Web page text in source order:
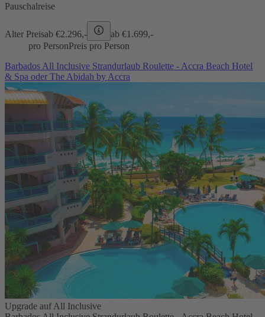
Pauschalreise
Alter Preisab €2.296,- ab €1.699,-
pro PersonPreis pro Person
Barbados All Inclusive Strandurlaub Roulette - Accra Beach Hotel
& Spa oder The Abidah by Accra
Upgrade auf All Inclusive